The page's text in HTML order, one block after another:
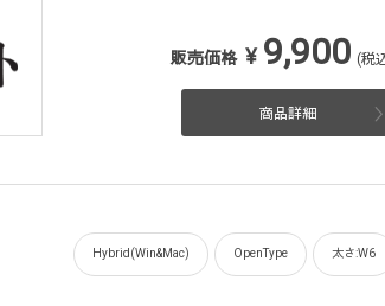
販売価格 ¥ 9,900 (税
商品詳細
Hybrid(Win&Mac) OpenType 太さ:W6